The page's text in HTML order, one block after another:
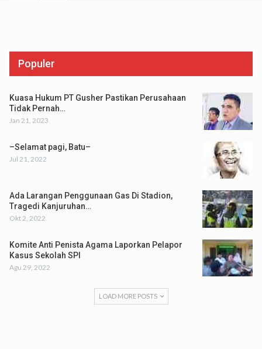
Populer
Kuasa Hukum PT Gusher Pastikan Perusahaan
Tidak Pernah…
Jan 21, 2023
–Selamat pagi, Batu–
Jul 21, 2022
Ada Larangan Penggunaan Gas Di Stadion,
Tragedi Kanjuruhan…
Okt 2, 2022
Komite Anti Penista Agama Laporkan Pelapor
Kasus Sekolah SPI
Agu 29, 2022
LOAD MORE POSTS